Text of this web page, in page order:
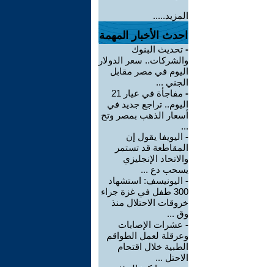
المزيد.....
احدث الأخبار المهمة
- تحديث البنوك
والشركات.. سعر الدولار
اليوم في مصر مقابل
الجني ...
-
مفاجأة في عيار 21
اليوم.. تراجع جديد في
أسعار الذهب بمصر وتح
...
- اليويفا يقول إن
المقاطعة قد تستمر
والاتحاد الإنجليزي
يسحب دع ...
- اليونيسف: استشهاد
300 طفل في غزة جراء
خروقات الاحتلال منذ
وق ...
- عشرات الإصابات
وعرقلة لعمل الطواقم
الطبية خلال اقتحام
الاحتل ...